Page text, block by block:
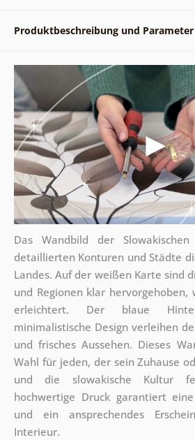
Produktbeschreibung und Parameter
Das Wandbild der
detaillierten Konturen und Städte
Landes. Auf der weißen Karte sind
und Regionen klar
erleichtert. Der blaue
minimalistische Design verleihen
und frisches Aussehen. Dieses
Wahl für jeden, der sein Zuhause
und die slowakische Kultur
hochwertige Druck garantiert
und ein ansprechendes
Interieur.